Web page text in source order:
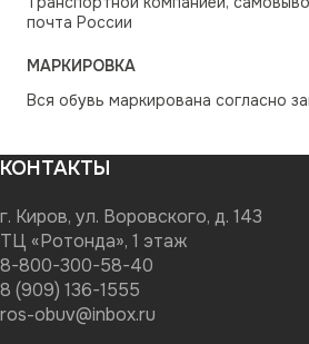
почта России
МАРКИРОВКА
Вся обувь маркирована согласно
КОНТАКТЫ
г. Киров, ул. Воровского, д. 143
ТЦ «Ротонда», 1 этаж
8-800-300-58-40
8 (909) 136-1555
ros-obuv@inbox.ru